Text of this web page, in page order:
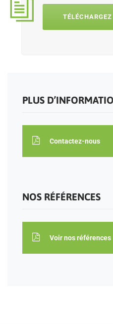
PLUS
Contactez-nous
NOS RÉFÉRENCES
Voir nos références